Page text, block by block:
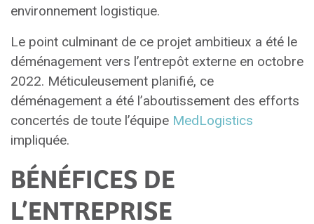
environnement logistique.
Le point culminant de ce projet ambitieux a été le
déménagement vers l’entrepôt externe en octobre
2022. Méticuleusement planifié, ce
déménagement a été l’aboutissement des efforts
concertés de toute l’équipe MedLogistics
impliquée.
BÉNÉFICES DE
L’ENTREPRISE